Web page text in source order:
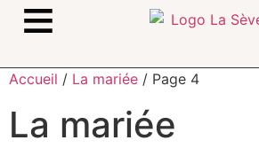
≡
Accueil / La mariée / Page 4
La mariée